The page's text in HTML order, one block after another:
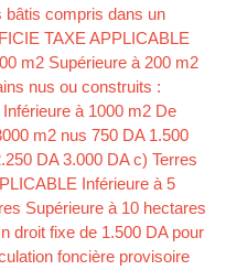
bâtis compris dans un
TAXE APPLICABLE
m2 Supérieure à 200 m2
nus ou construits :
à 1000 m2 De
m2 nus 750 DA 1.500
DA 3.000 DA c) Terres
Inférieure à 5
Supérieure à 10 hectares
droit fixe de 1.500 DA pour
foncière provisoire